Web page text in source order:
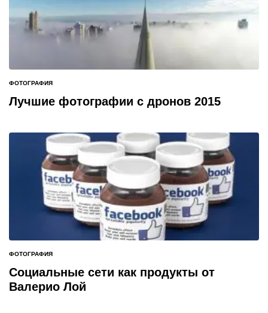
ОПУБЛИКОВАНО
В
ФОТОГРАФИЯ
Лучшие фотографии с дронов 2015
ОПУБЛИКОВАНО
В
ФОТОГРАФИЯ
Социальные сети как продукты от
Валерио Лой